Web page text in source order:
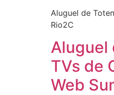
Aluguel de
Rio2C
Aluguel
TVs de
Web